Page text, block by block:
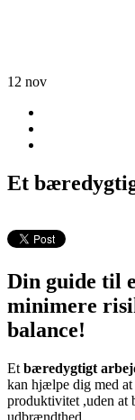
12 nov
Et
Din guide til
minimere
balance!
Et bæredygtigt
kan hjælpe dig med
produktivitet ,uden at
udbrændthed.